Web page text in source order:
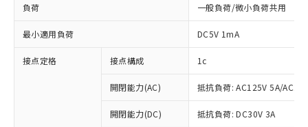
負荷 一般負荷/微小負荷共用
最小適用負荷 DC5V 1mA
接点定格 接点構成 1c
開閉能力(AC) 抵抗負荷: AC125V 5A/
開閉能力(DC) 抵抗負荷: DC30V 3A